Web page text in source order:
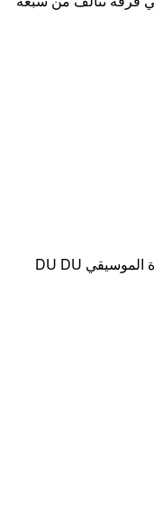
تحقق من فيديو فرقة الفتيان TAN الجديدة الموسيقي DU DU